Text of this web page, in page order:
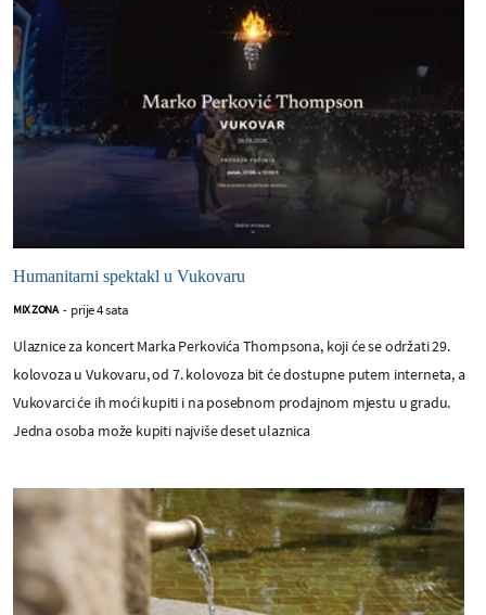
Humanitarni spektakl u Vukovaru
MIX ZONA - prije 4 sata
Ulaznice za koncert Marka Perkovića Thompsona, koji će se održati 29.
kolovoza u Vukovaru, od 7. kolovoza bit će dostupne putem interneta, a
Vukovarci će ih moći kupiti i na posebnom prodajnom mjestu u gradu.
Jedna osoba može kupiti najviše deset ulaznica